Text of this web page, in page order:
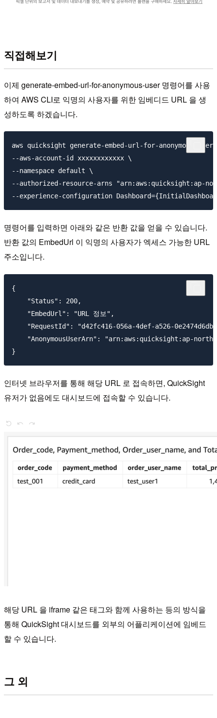
직접해보기
이제 generate-embed-url-for-anonymous-user 명령어를 사용
하여 AWS CLI로 익명의 사용자를 위한 임베디드 URL 을 생
성하도록 하겠습니다.
aws quicksight generate-embed-url-for-anonymous-
--aws-account-id xxxxxxxxxxxx \
--namespace default \
--authorized-resource-arns "arn:aws:quicksight:ap-
명령어를 입력하면 아래와 같은 반환 값을 얻을 수 있습니다.
반환 값의 EmbedUrl 이 익명의 사용자가 엑세스 가능한 URL
주소입니다.
{
    "Status": 200,
    "EmbedUrl": "URL 정보",
"RequestId": "d42fc416-056a-4def-a526-
"AnonymousUserArn": "arn:aws:quicksight:ap-
인터넷 브라우저를 통해 해당 URL 로 접속하면, QuickSight
유저가 없음에도 대시보드에 접속할 수 있습니다.
해당 URL 을 iframe 같은 태그와 함께 사용하는 등의 방식을
통해 QuickSight 대시보드를 외부의 어플리케이션에 임베드
할 수 있습니다.
그 외